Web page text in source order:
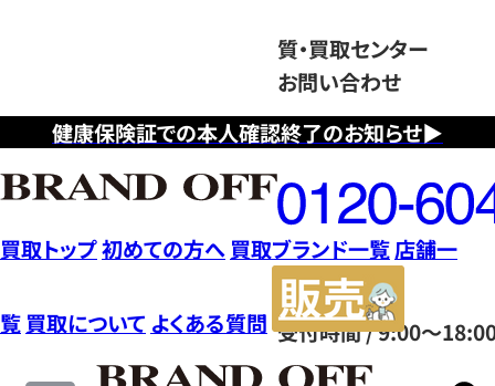
健康保険証での本人確認終了のお知らせ▶
質・買取センター
お問い合わせ
フ
リ
ー
ダ
イ
ヤ
ル
0120604117
受付時間 / 9:00～
買取トップ初めての方へ 買取ブランド一覧店舗一
覧 買取について よくある質問
サ